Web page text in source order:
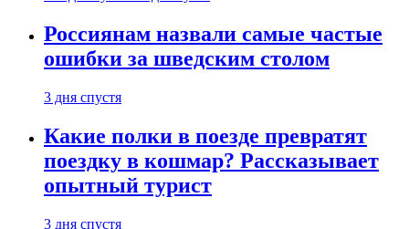
Россиянам назвали самые частые
ошибки за шведским столом
3 дня спустя
Какие полки в поезде превратят
поездку в кошмар? Рассказывает
опытный турист
3 дня спустя